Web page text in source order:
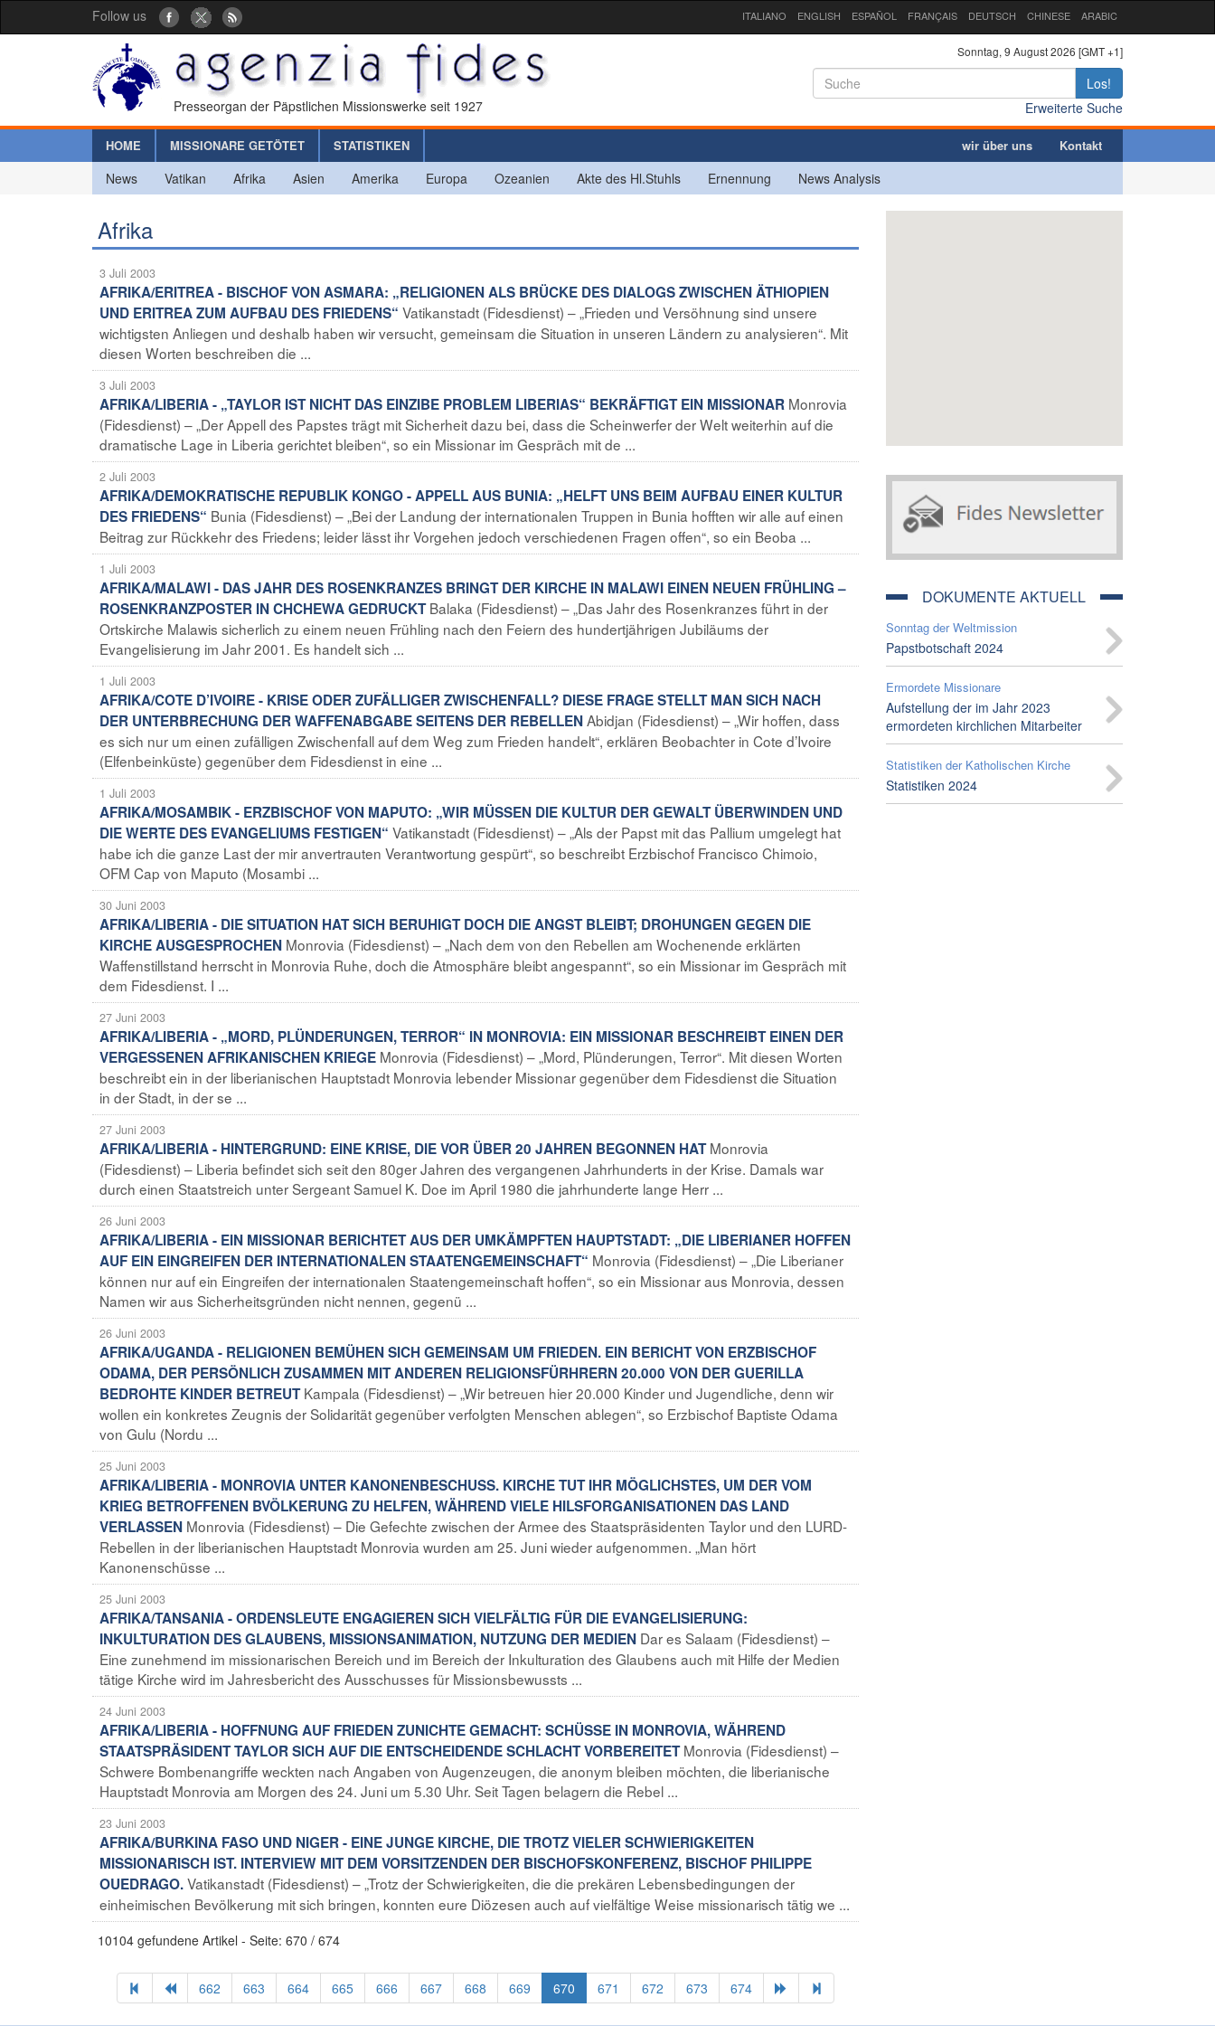
Follow us ITALIANO ENGLISH ESPAÑOL FRANÇAIS DEUTSCH CHINESE ARABIC
Presseorgan der Päpstlichen Missionswerke seit 1927
Sonntag, 9 August 2026 [GMT +1]
Los!
Erweiterte Suche
HOME MISSIONARE GETÖTET STATISTIKEN wir über uns Kontakt
News Vatikan Afrika Asien Amerika Europa Ozeanien Akte des Hl.Stuhls Ernennung News Analysis
Afrika
3 Juli 2003
AFRIKA/ERITREA - BISCHOF VON ASMARA: „RELIGIONEN ALS BRÜCKE DES DIALOGS ZWISCHEN ÄTHIOPIEN
UND ERITREA ZUM AUFBAU DES FRIEDENS“ Vatikanstadt (Fidesdienst) – „Frieden und Versöhnung sind unsere
wichtigsten Anliegen und deshalb haben wir versucht, gemeinsam die Situation in unseren Ländern zu analysieren“. Mit
diesen Worten beschreiben die ...
3 Juli 2003
AFRIKA/LIBERIA - „TAYLOR IST NICHT DAS EINZIBE PROBLEM LIBERIAS“ BEKRÄFTIGT EIN MISSIONAR Monrovia
(Fidesdienst) – „Der Appell des Papstes trägt mit Sicherheit dazu bei, dass die Scheinwerfer der Welt weiterhin auf die
dramatische Lage in Liberia gerichtet bleiben“, so ein Missionar im Gespräch mit de ...
2 Juli 2003
AFRIKA/DEMOKRATISCHE REPUBLIK KONGO - APPELL AUS BUNIA: „HELFT UNS BEIM AUFBAU EINER KULTUR
DES FRIEDENS“ Bunia (Fidesdienst) – „Bei der Landung der internationalen Truppen in Bunia hofften wir alle auf einen
Beitrag zur Rückkehr des Friedens; leider lässt ihr Vorgehen jedoch verschiedenen Fragen offen“, so ein Beoba ...
1 Juli 2003
AFRIKA/MALAWI - DAS JAHR DES ROSENKRANZES BRINGT DER KIRCHE IN MALAWI EINEN NEUEN FRÜHLING –
ROSENKRANZPOSTER IN CHCHEWA GEDRUCKT Balaka (Fidesdienst) – „Das Jahr des Rosenkranzes führt in der
Ortskirche Malawis sicherlich zu einem neuen Frühling nach den Feiern des hundertjährigen Jubiläums der
Evangelisierung im Jahr 2001. Es handelt sich ...
1 Juli 2003
AFRIKA/COTE D’IVOIRE - KRISE ODER ZUFÄLLIGER ZWISCHENFALL? DIESE FRAGE STELLT MAN SICH NACH
DER UNTERBRECHUNG DER WAFFENABGABE SEITENS DER REBELLENAbidjan (Fidesdienst) – „Wir hoffen, dass
es sich nur um einen zufälligen Zwischenfall auf dem Weg zum Frieden handelt“, erklären Beobachter in Cote d’Ivoire
(Elfenbeinküste) gegenüber dem Fidesdienst in eine ...
1 Juli 2003
AFRIKA/MOSAMBIK - ERZBISCHOF VON MAPUTO: „WIR MÜSSEN DIE KULTUR DER GEWALT ÜBERWINDEN UND
DIE WERTE DES EVANGELIUMS FESTIGEN“ Vatikanstadt (Fidesdienst) – „Als der Papst mit das Pallium umgelegt hat
habe ich die ganze Last der mir anvertrauten Verantwortung gespürt“, so beschreibt Erzbischof Francisco Chimoio,
OFM Cap von Maputo (Mosambi ...
30 Juni 2003
AFRIKA/LIBERIA - DIE SITUATION HAT SICH BERUHIGT DOCH DIE ANGST BLEIBT; DROHUNGEN GEGEN DIE
KIRCHE AUSGESPROCHEN Monrovia (Fidesdienst) – „Nach dem von den Rebellen am Wochenende erklärten
Waffenstillstand herrscht in Monrovia Ruhe, doch die Atmosphäre bleibt angespannt“, so ein Missionar im Gespräch mit
dem Fidesdienst. I ...
27 Juni 2003
AFRIKA/LIBERIA - „MORD, PLÜNDERUNGEN, TERROR“ IN MONROVIA: EIN MISSIONAR BESCHREIBT EINEN DER
VERGESSENEN AFRIKANISCHEN KRIEGE Monrovia (Fidesdienst) – „Mord, Plünderungen, Terror“. Mit diesen Worten
beschreibt ein in der liberianischen Hauptstadt Monrovia lebender Missionar gegenüber dem Fidesdienst die Situation
in der Stadt, in der se ...
27 Juni 2003
AFRIKA/LIBERIA - HINTERGRUND: EINE KRISE, DIE VOR ÜBER 20 JAHREN BEGONNEN HAT Monrovia
(Fidesdienst) – Liberia befindet sich seit den 80ger Jahren des vergangenen Jahrhunderts in der Krise. Damals war
durch einen Staatstreich unter Sergeant Samuel K. Doe im April 1980 die jahrhunderte lange Herr ...
26 Juni 2003
AFRIKA/LIBERIA - EIN MISSIONAR BERICHTET AUS DER UMKÄMPFTEN HAUPTSTADT: „DIE LIBERIANER HOFFEN
AUF EIN EINGREIFEN DER INTERNATIONALEN STAATENGEMEINSCHAFT“ Monrovia (Fidesdienst) – „Die Liberianer
können nur auf ein Eingreifen der internationalen Staatengemeinschaft hoffen“, so ein Missionar aus Monrovia, dessen
Namen wir aus Sicherheitsgründen nicht nennen, gegenü ...
26 Juni 2003
AFRIKA/UGANDA - RELIGIONEN BEMÜHEN SICH GEMEINSAM UM FRIEDEN. EIN BERICHT VON ERZBISCHOF
ODAMA, DER PERSÖNLICH ZUSAMMEN MIT ANDEREN RELIGIONSFÜRHRERN 20.000 VON DER GUERILLA
BEDROHTE KINDER BETREUT Kampala (Fidesdienst) – „Wir betreuen hier 20.000 Kinder und Jugendliche, denn wir
wollen ein konkretes Zeugnis der Solidarität gegenüber verfolgten Menschen ablegen“, so Erzbischof Baptiste Odama
von Gulu (Nordu ...
25 Juni 2003
AFRIKA/LIBERIA - MONROVIA UNTER KANONENBESCHUSS. KIRCHE TUT IHR MÖGLICHSTES, UM DER VOM
KRIEG BETROFFENEN BVÖLKERUNG ZU HELFEN, WÄHREND VIELE HILSFORGANISATIONEN DAS LAND
VERLASSEN Monrovia (Fidesdienst) – Die Gefechte zwischen der Armee des Staatspräsidenten Taylor und den LURD-
Rebellen in der liberianischen Hauptstadt Monrovia wurden am 25. Juni wieder aufgenommen. „Man hört
Kanonenschüsse ...
25 Juni 2003
AFRIKA/TANSANIA - ORDENSLEUTE ENGAGIEREN SICH VIELFÄLTIG FÜR DIE EVANGELISIERUNG:
INKULTURATION DES GLAUBENS, MISSIONSANIMATION, NUTZUNG DER MEDIEN Dar es Salaam (Fidesdienst) –
Eine zunehmend im missionarischen Bereich und im Bereich der Inkulturation des Glaubens auch mit Hilfe der Medien
tätige Kirche wird im Jahresbericht des Ausschusses für Missionsbewussts ...
24 Juni 2003
AFRIKA/LIBERIA - HOFFNUNG AUF FRIEDEN ZUNICHTE GEMACHT: SCHÜSSE IN MONROVIA, WÄHREND
STAATSPRÄSIDENT TAYLOR SICH AUF DIE ENTSCHEIDENDE SCHLACHT VORBEREITET Monrovia (Fidesdienst) –
Schwere Bombenangriffe weckten nach Angaben von Augenzeugen, die anonym bleiben möchten, die liberianische
Hauptstadt Monrovia am Morgen des 24. Juni um 5.30 Uhr. Seit Tagen belagern die Rebel ...
23 Juni 2003
AFRIKA/BURKINA FASO UND NIGER - EINE JUNGE KIRCHE, DIE TROTZ VIELER SCHWIERIGKEITEN
MISSIONARISCH IST. INTERVIEW MIT DEM VORSITZENDEN DER BISCHOFSKONFERENZ, BISCHOF PHILIPPE
OUEDRAGO.Vatikanstadt (Fidesdienst) – „Trotz der Schwierigkeiten, die die prekären Lebensbedingungen der
einheimischen Bevölkerung mit sich bringen, konnten eure Diözesen auch auf vielfältige Weise missionarisch tätig we ...
10104 gefundene Artikel - Seite: 670 / 674
662 663 664 665 666 667 668 669 670 671 672 673 674
DOKUMENTE AKTUELL
Sonntag der Weltmission
Papstbotschaft 2024
Ermordete Missionare
Aufstellung der im Jahr 2023
ermordeten kirchlichen Mitarbeiter
Statistiken der Katholischen Kirche
Statistiken 2024